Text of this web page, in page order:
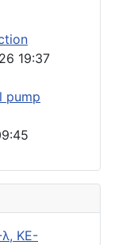
19:37
pump